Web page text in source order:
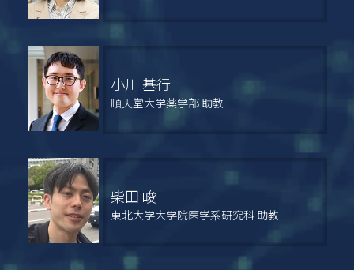
小川 基行
順天堂大学薬学部 助教
柴田 峻
東北大学大学院医学系研究科 助教